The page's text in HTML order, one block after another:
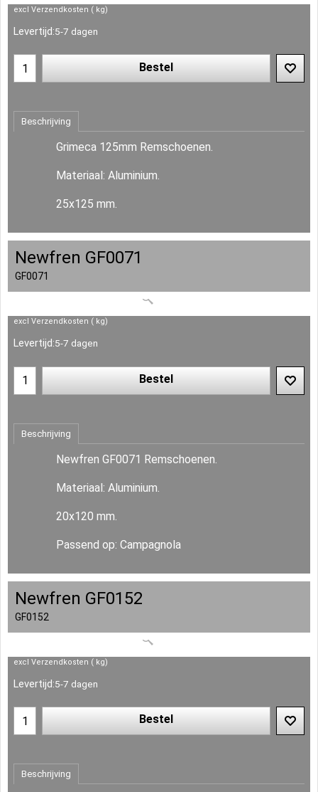
excl Verzendkosten kg
Levertijd:5-7 dagen
Bestel
Beschrijving
Grimeca 125mm Remschoenen.
Materiaal: Aluminium.
25x125 mm.
Newfren GF0071
GF0071
excl Verzendkosten kg
Levertijd:5-7 dagen
Bestel
Beschrijving
Newfren GF0071 Remschoenen.
Materiaal: Aluminium.
20x120 mm.
Passend op: Campagnola
Newfren GF0152
GF0152
excl Verzendkosten kg
Levertijd:5-7 dagen
Bestel
Beschrijving